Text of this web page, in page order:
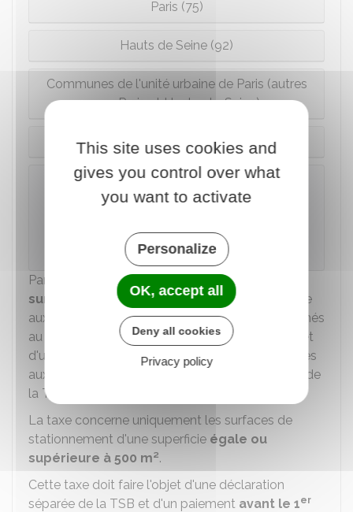
Paris (75)
Hauts de Seine (92)
Communes de l'unité urbaine de Paris (autres
que Paris et Hauts-de-Seine)
Autres communes de la région Île-de-France
À savoir
La taxe n'est pas déductible del'assiette
Par ailleurs, unetaxe additionnelle sur les
surfaces de stationnement (TASS
) s'applique
aux surfaces, couvertes ou non couvertes, destinés
au stationnement des véhicules et qui font l'objet
d'une exploitation commerciale ou sont annexées
aux locaux entrant dans le champ d'application de
la TSB.
La taxe concerne uniquement les surfaces de
stationnement d'une superficie égale ou
supérieure à 500 m².
Cette taxe doit faire l'objet d'une déclaration
séparée de la TSB et d'un paiement avant le 1er
This site uses cookies and
gives you control over what
you want to activate
Personalize
OK, accept all
Deny all cookies
Privacy policy